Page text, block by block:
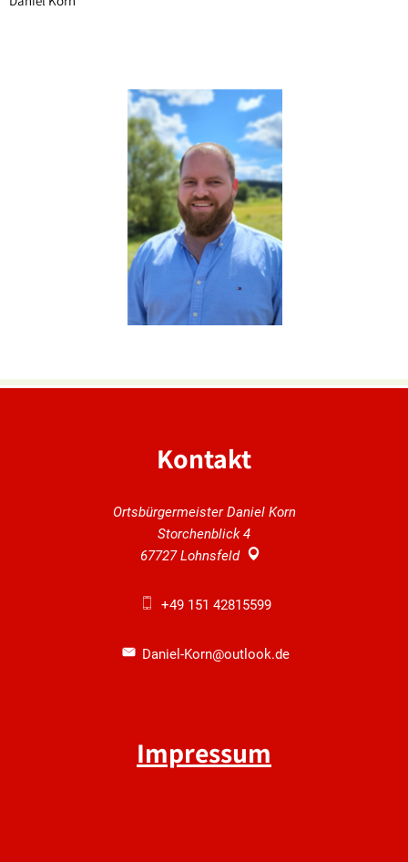
Kontakt
Ortsbürgermeister Daniel Korn
Storchenblick 4
67727 Lohnsfeld
+49 151 42815599
Daniel-Korn@outlook.de
Impressum